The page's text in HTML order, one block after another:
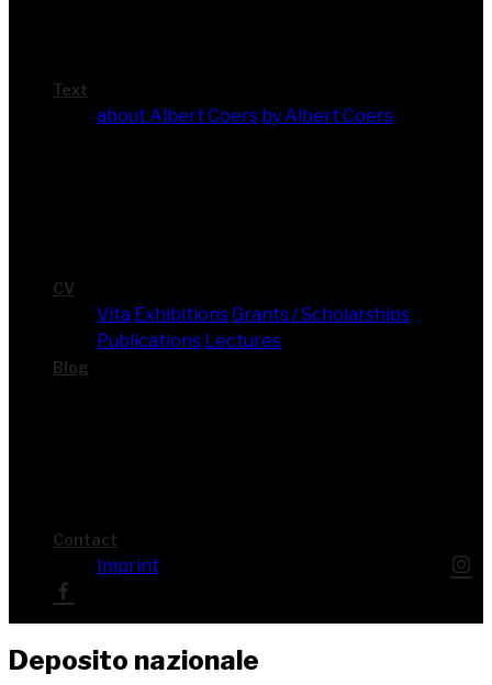
Text
about Albert Coers by Albert Coers
CV
Vita Exhi­bi­ti­onsGrants / Scholarships
Publi­ca­ti­ons Lec­tures
Blog
Cont­act
Imprint
Depo­si­to nazionale